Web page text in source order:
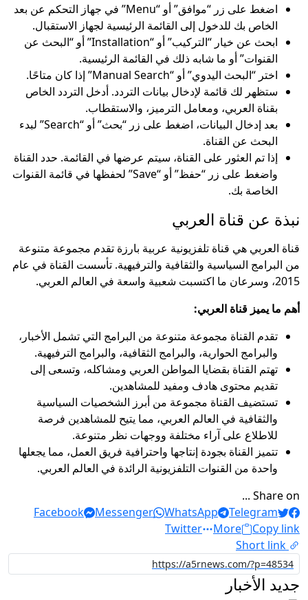
اضغط على زر “موافق” أو “Menu” في جهاز التحكم عن بعد
الخاص بك للدخول إلى القائمة الرئيسية لجهاز الاستقبال.
ابحث عن خيار “التركيب” أو “Installation” أو “البحث عن
القنوات” أو ما شابه ذلك في القائمة الرئيسية.
اختر “البحث اليدوي” أو “Manual Search” إذا كان متاحًا.
ستظهر لك قائمة لإدخال بيانات التردد. أدخل التردد الخاص
بقناة العربي، ومعامل الترميز، والاستقطاب.
بعد إدخال البيانات، اضغط على زر “بحث” أو “Search” لبدء
البحث عن القناة.
إذا تم العثور على القناة، سيتم عرضها في القائمة. حدد القناة
واضغط على زر “حفظ” أو “Save” لحفظها في قائمة القنوات
الخاصة بك.
نبذة عن قناة العربي
قناة العربي هي قناة تلفزيونية عربية بارزة تقدم مجموعة متنوعة
من البرامج السياسية والثقافية والترفيهية. تأسست القناة في عام
2015، وسرعان ما اكتسبت شعبية واسعة في العالم العربي.
أهم ما يميز قناة العربي:
تقدم القناة مجموعة متنوعة من البرامج التي تشمل الأخبار،
والبرامج الحوارية، والبرامج الثقافية، والبرامج الترفيهية.
تهتم القناة بقضايا المواطن العربي ومشاكله، وتسعى إلى
تقديم محتوى هادف ومفيد للمشاهدين.
تستضيف القناة مجموعة من أبرز الشخصيات السياسية
والثقافية في العالم العربي، مما يتيح للمشاهدين فرصة
للاطلاع على آراء مختلفة ووجهات نظر متنوعة.
تتميز القناة بجودة إنتاجها واحترافية فريق العمل، مما يجعلها
واحدة من القنوات التلفزيونية الرائدة في العالم العربي.
Share on ...
Facebook
Messenger WhatsApp
Telegram
Twitter
More
Copy link
Short link
جديد الأخبار